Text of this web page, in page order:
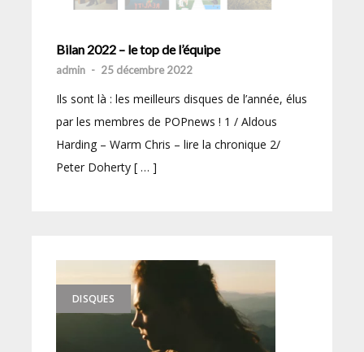
Bilan 2022 – le top de l’équipe
admin - 25 décembre 2022
Ils sont là : les meilleurs disques de l’année, élus
par les membres de POPnews ! 1 / Aldous
Harding – Warm Chris – lire la chronique 2/
Peter Doherty [ … ]
DISQUES